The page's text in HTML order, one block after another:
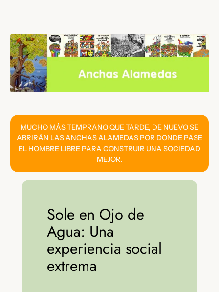
contenido
MUCHO MÁS TEMPRANO QUE TARDE, DE NUEVO SE
ABRIRÁN LAS ANCHAS ALAMEDAS POR DONDE PASE
EL HOMBRE LIBRE PARA CONSTRUIR UNA SOCIEDAD
MEJOR.
Sole en Ojo de
Agua: Una
experiencia social
extrema